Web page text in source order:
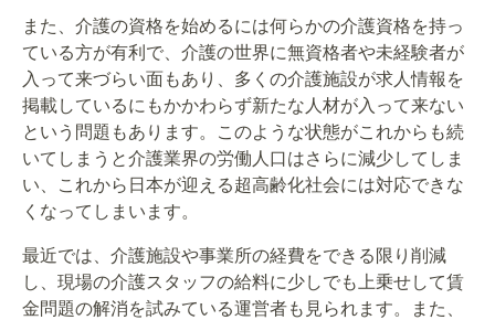
また、介護の資格を始めるには何らかの介護資格を持っ
ている方が有利で、介護の世界に無資格者や未経験者が
入って来づらい面もあり、多くの介護施設が求人情報を
掲載しているにもかかわらず新たな人材が入って来ない
という問題もあります。このような状態がこれからも続
いてしまうと介護業界の労働人口はさらに減少してしま
い、これから日本が迎える超高齢化社会には対応できな
くなってしまいます。
最近では、介護施設や事業所の経費をできる限り削減
し、現場の介護スタッフの給料に少しでも上乗せして賃
金問題の解消を試みている運営者も見られます。また、